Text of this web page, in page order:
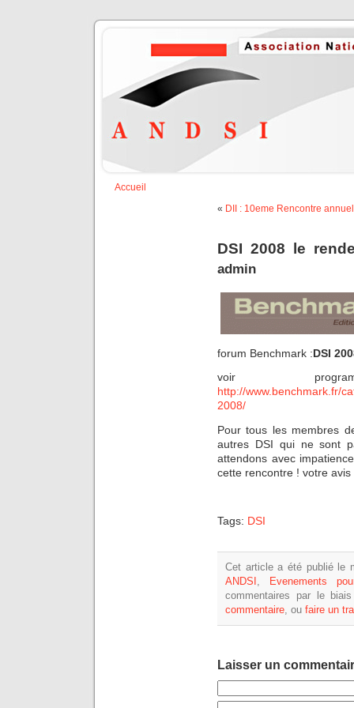
Accueil
« DII : 10eme Rencontre
DSI 2008 le
admin
forum Benchmark :DSI
voir
http://www.benchmark.fr/
2008/
Pour tous les membres
autres DSI qui ne sont
attendons avec
cette rencontre ! votre
Tags: DSI
Cet article a été publié le
ANDSI
Evenements
commentaires par le
commentaire , ou faire un
Laisser un